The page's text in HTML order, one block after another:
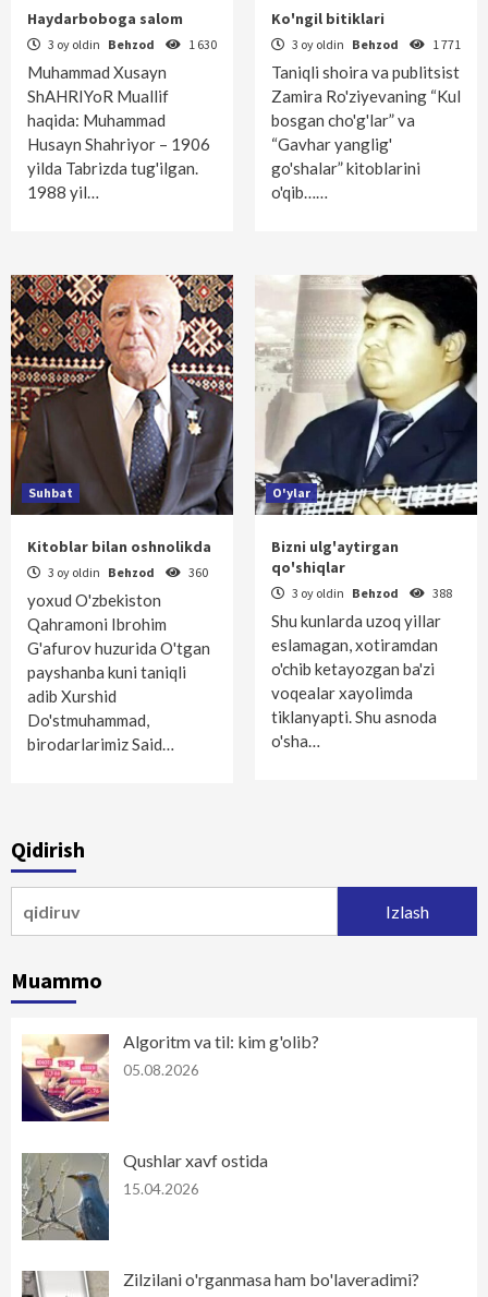
Haydarboboga salom
3 oy oldin Behzod 1 630
Muhammad Xusayn
ShAHRIYoR Muallif
haqida: Muhammad
Husayn Shahriyor – 1906
yilda Tabrizda tug'ilgan.
1988 yil…
Ko'ngil bitiklari
3 oy oldin Behzod 1 771
Taniqli shoira va publitsist
Zamira Ro'ziyevaning “Kul
bosgan cho'g'lar” va
“Gavhar yanglig'
go'shalar” kitoblarini
o'qib……
Suhbat
Kitoblar bilan oshnolikda
3 oy oldin Behzod 360
yoxud O'zbekiston
Qahramoni Ibrohim
G'afurov huzurida O'tgan
payshanba kuni taniqli
adib Xurshid
Do'stmuhammad,
birodarlarimiz Said…
O'ylar
Bizni ulg'aytirgan
qo'shiqlar
3 oy oldin Behzod 388
Shu kunlarda uzoq yillar
eslamagan, xotiramdan
o'chib ketayozgan ba'zi
voqealar xayolimda
tiklanyapti. Shu asnoda
o'sha…
Qidirish
Muammo
Algoritm va til: kim g'olib?
05.08.2026
Qushlar xavf ostida
15.04.2026
Zilzilani o'rganmasa ham bo'laveradimi?